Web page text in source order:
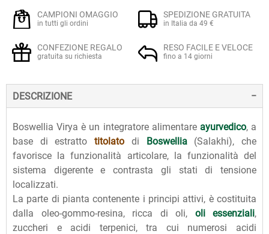
CAMPIONI OMAGGIO
in tutti gli ordini
SPEDIZIONE GRATUITA
in Italia da 49 €
CONFEZIONE REGALO
gratuita su richiesta
RESO FACILE E VELOCE
fino a 14 giorni
DESCRIZIONE
Boswellia Virya è un integratore alimentare ayurvedico, a
base di estrattotitolato di Boswellia(Salakhi), che
favorisce la funzionalità articolare, la funzionalità del
sistema digerente e contrasta gli stati di tensione
localizzati.
La parte di pianta contenente i principi attivi, è costituita
dalla oleo-gommo-resina, ricca di oli, oli essenziali,
zuccheri e acidi terpenici, tra cui numerosi acidi